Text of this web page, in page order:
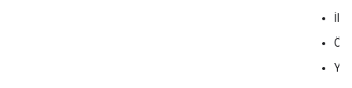
Yok